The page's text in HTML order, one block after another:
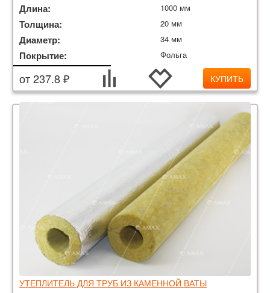
Длина: 1000 мм
Толщина: 20 мм
Диаметр: 34 мм
Покрытие: Фольга
от 237.8 ₽ КУПИТЬ
УТЕПЛИТЕЛЬ ДЛЯ ТРУБ ИЗ КАМЕННОЙ ВАТЫ